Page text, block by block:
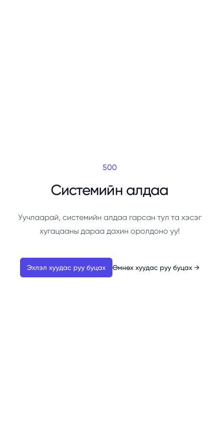
500
Системийн алдаа
Уучлаарай, системийн алдаа гарсан тул та хэсэг
хугацааны дараа дахин оролдоно уу!
Эхлэл хуудас руу буцах Өмнөх хуудас руу буцах →